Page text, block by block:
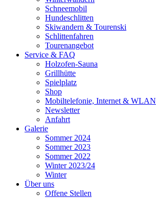
Schneemobil
Hundeschlitten
Skiwandern & Tourenski
Schlittenfahren
Tourenangebot
Service & FAQ
Holzofen-Sauna
Grillhütte
Spielplatz
Shop
Mobiltelefonie, Internet & WLAN
Newsletter
Anfahrt
Galerie
Sommer 2024
Sommer 2023
Sommer 2022
Winter 2023/24
Winter
Über uns
Offene Stellen